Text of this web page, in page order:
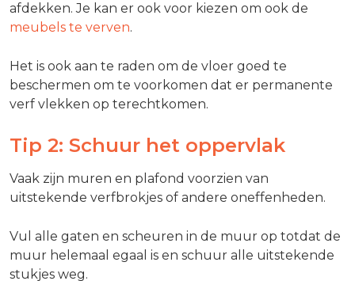
afdekken. Je kan er ook voor kiezen om ook de
meubels te verven.
Het is ook aan te raden om de vloer goed te
beschermen om te voorkomen dat er permanente
verf vlekken op terechtkomen.
Tip 2: Schuur het oppervlak
Vaak zijn muren en plafond voorzien van
uitstekende verfbrokjes of andere oneffenheden.
Vul alle gaten en scheuren in de muur op totdat de
muur helemaal egaal is en schuur alle uitstekende
stukjes weg.